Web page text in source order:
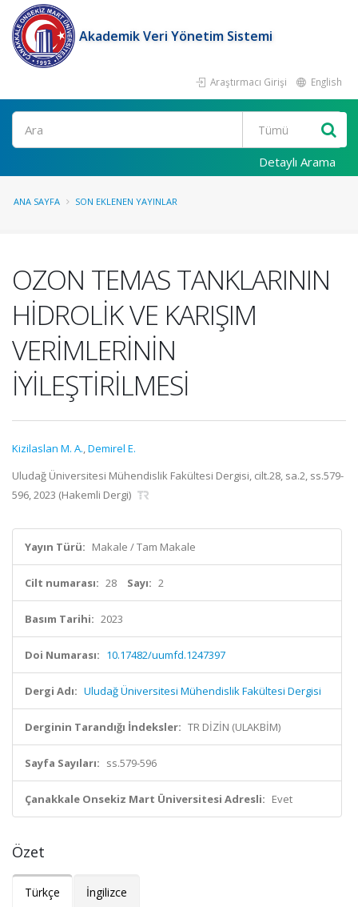
Akademik Veri Yönetim Sistemi
Araştırmacı Girişi English
Ara
Detaylı Arama
ANA SAYFA SON EKLENEN YAYINLAR
OZON TEMAS TANKLARININ
HİDROLİK VE KARIŞIM
VERİMLERİNİN
İYİLEŞTİRİLMESİ
Kizilaslan M. A.,Demirel E.
Uludağ Üniversitesi Mühendislik Fakültesi Dergisi, cilt.28, sa.2, ss.579-
596, 2023 (Hakemli Dergi)
Yayın Türü: Makale / Tam Makale
Cilt numarası: 28 Sayı: 2
Basım Tarihi: 2023
Doi Numarası: 10.17482/uumfd.1247397
Dergi Adı: Uludağ Üniversitesi Mühendislik Fakültesi Dergisi
Derginin Tarandığı İndeksler: TR DİZİN (ULAKBİM)
Sayfa Sayıları: ss.579-596
Çanakkale Onsekiz Mart Üniversitesi Adresli: Evet
Özet
Türkçe İngilizce